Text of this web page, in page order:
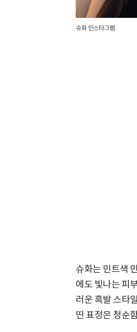
슈화 인스타그램
슈화는 민트색
에도 빛나는 피
러운 흑발 스타
띤 표정은 청순